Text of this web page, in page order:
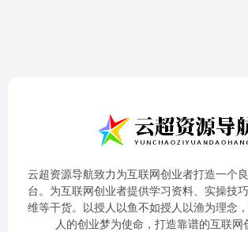
云超资源导航致力为互联网创业者打造一个
台。为互联网创业者提供学习资料、实操技
维等干货。以授人以鱼不如授人以渔为理念
人的创业梦为使命，打造靠谱的互联网